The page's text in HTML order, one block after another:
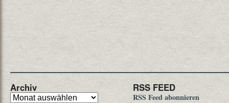
Archiv RSS FEED
RSS Feed abonnieren